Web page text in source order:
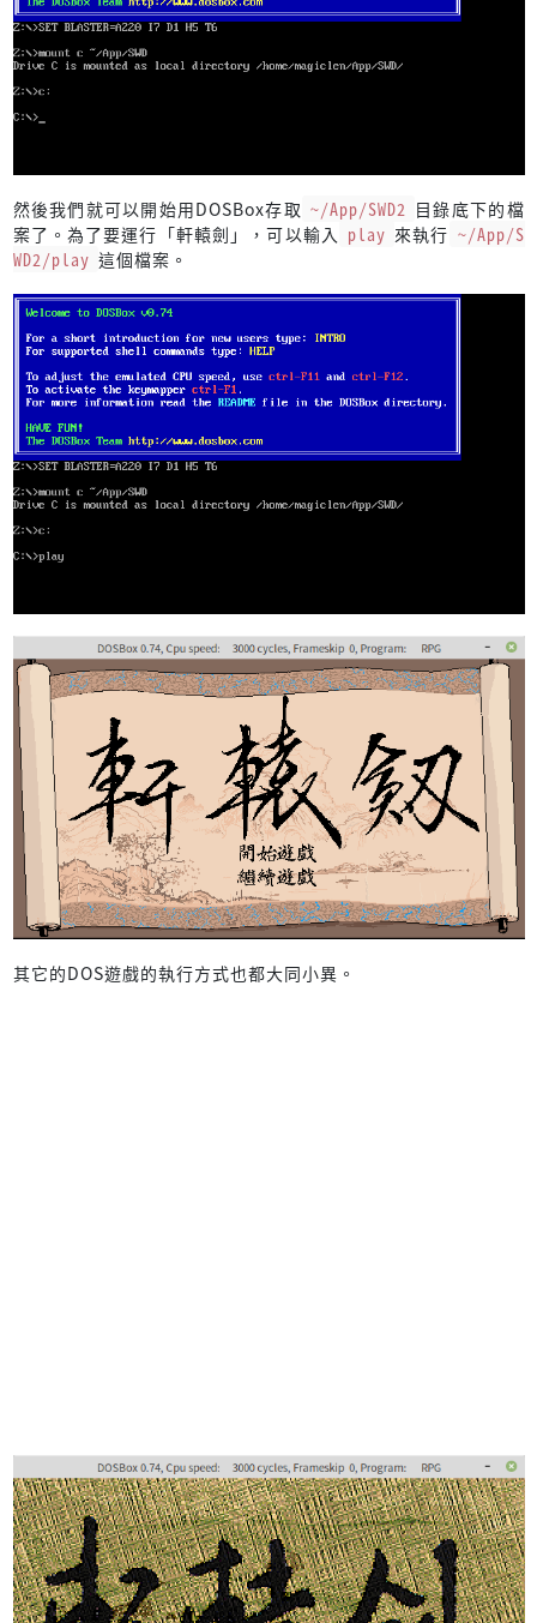
然後我們就可以開始用DOSBox存取 ~/App/SWD2 目錄底下的檔
案了。為了要運行「軒轅劍」，可以輸入 play 來執行 ~/App/S
WD2/play 這個檔案。
其它的DOS遊戲的執行方式也都大同小異。